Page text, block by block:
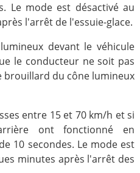
Le mode est désactivé au
l'arrêt de l'essuie-glace.
devant le véhicule
le conducteur ne soit pas
brouillard du cône lumineux
entre 15 et 70 km/h et si
ont fonctionné en
10 secondes. Le mode est
minutes après l'arrêt des